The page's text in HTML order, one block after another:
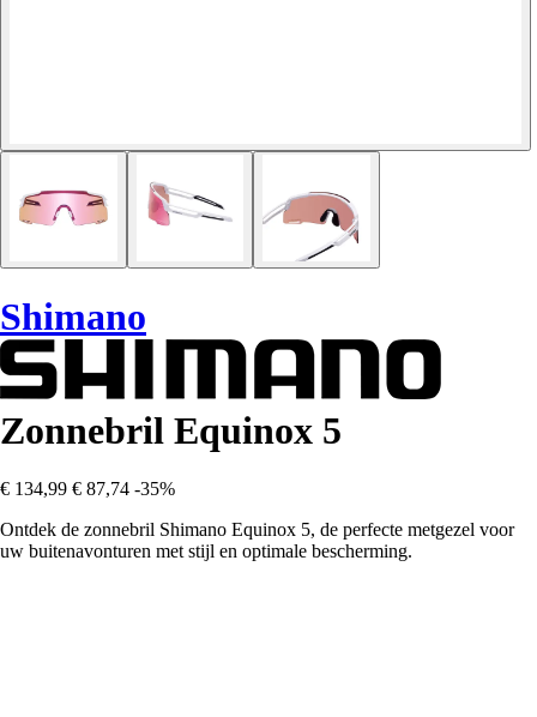
Shimano
Zonnebril Equinox 5
€ 134,99 € 87,74 -35%
Ontdek de zonnebril Shimano Equinox 5, de perfecte metgezel voor
uw buitenavonturen met stijl en optimale bescherming.